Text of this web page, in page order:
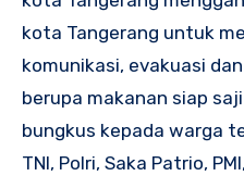
kota Tangerang untuk
komunikasi, evakuasi
berupa makanan siap
bungkus kepada warga
TNI, Polri, Saka Patrio,